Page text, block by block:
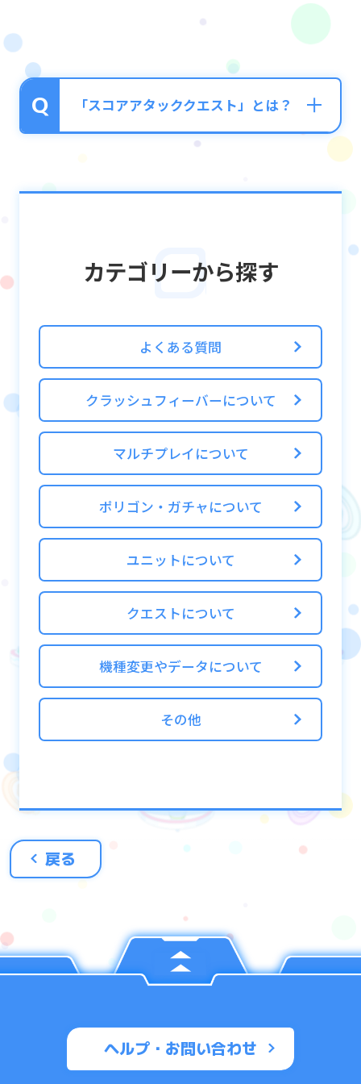
「スコアアタッククエスト」とは？
特定のクエストでハイスコアを目指すクエス
コアが記録されます。
コンティニュー不可のソロプレイ専用です。
※繰り返しプレイしていただいてもスコアは
累積されないルールとなります
※スコアアタッククエストはドロップ無しの
クエストです
スコアは与えたダメージ、回復したHPによっ
て増加し、ターン数によって減少します。
フロア毎に計算され、クエスト終了時に全て
のフロアのスコアを足したものが最終スコア
になります！
さらに！クエストをクリアするとクリアボー
ナスが加算されます！
※ターン数でのスコアは減点方式となってお
り、規定のターンをすぎると減点が始まりま
するスコアには各フロア毎に上限があります
■ボーナスユニット
ニット」で挑戦するとスコアボーナスが付与
「ボーナスユニット」とは「現在のボーナス
ユニット」の欄に記載されている条件を満た
「ボーナスユニット」がパーティに入ってい
る場合、トータルスコアに発動しているボー
カテゴリーから探す
よくある質問
クラッシュフィーバーについて
マルチプレイについて
ポリゴン・ガチャについて
ユニットについて
クエストについて
機種変更やデータについて
その他
戻る
ヘルプ・お問い合わせ